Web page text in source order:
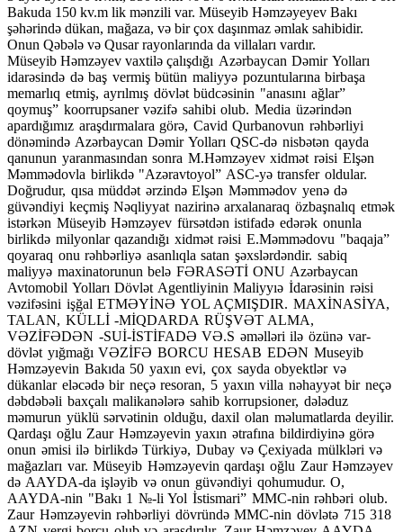
Bakuda 150 kv.m lik mənzili var. Müseyib Həmzəyeyev Bakı
şəhərində dükan, mağaza, və bir çox daşınmaz əmlak sahibidir.
Onun Qəbələ və Qusar rayonlarında da villaları vardır.
Müseyib Həmzəyev vaxtilə çalışdığı Azərbaycan Dəmir Yolları
idarəsində də baş vermiş bütün maliyyə pozuntularına birbaşa
memarlıq etmiş, ayrılmış dövlət büdcəsinin "anasını ağlar”
qoymuş” koorrupsaner vəzifə sahibi olub. Media üzərindən
apardığımız araşdırmalara görə, Cavid Qurbanovun rəhbərliyi
dönəmində Azərbaycan Dəmir Yolları QSC-də nisbətən qayda
qanunun yaranmasından sonra M.Həmzəyev xidmət rəisi Elşən
Məmmədovla birlikdə "Azəravtoyol” ASC-yə transfer oldular.
Doğrudur, qısa müddət ərzində Elşən Məmmədov yenə də
güvəndiyi keçmiş Nəqliyyat nazirinə arxalanaraq özbaşnalıq etmək
istərkən Müseyib Həmzəyev fürsətdən istifadə edərək onunla
birlikdə milyonlar qazandığı xidmət rəisi E.Məmmədovu "baqaja”
qoyaraq onu rəhbərliyə asanlıqla satan şəxslərdəndir. sabiq
maliyyə maxinatorunun belə FƏRASƏTİ ONU Azərbaycan
Avtomobil Yolları Dövlət Agentliyinin Maliyyıə İdarəsinin rəisi
vəzifəsini işğal ETMƏYİNƏ YOL AÇMIŞDIR. MAXİNASİYA,
TALAN, KÜLLİ -MİQDARDA RÜŞVƏT ALMA,
VƏZİFƏDƏN -SUİ-İSTİFADƏ VƏ.S əməlləri ilə özünə var-
dövlət yığmağı VƏZİFƏ BORCU HESAB EDƏN Museyib
Həmzəyevin Bakıda 50 yaxın evi, çox sayda obyektlər və
dükanlar eləcədə bir neçə resoran, 5 yaxın villa nəhayyət bir neçə
dəbdəbəli baxçalı malikanələrə sahib korrupsioner, dələduz
məmurun yüklü sərvətinin olduğu, daxil olan məlumatlarda deyilir.
Qardaşı oğlu Zaur Həmzəyevin yaxın ətrafına bildirdiyinə görə
onun əmisi ilə birlikdə Türkiyə, Dubay və Çexiyada mülkləri və
mağazları var. Müseyib Həmzəyevin qardaşı oğlu Zaur Həmzəyev
də AAYDA-da işləyib və onun güvəndiyi qohumudur. O,
AAYDA-nin "Bakı 1 №-li Yol İstismari” MMC-nin rəhbəri olub.
Zaur Həmzəyevin rəhbərliyi dövründə MMC-nin dövlətə 715 318